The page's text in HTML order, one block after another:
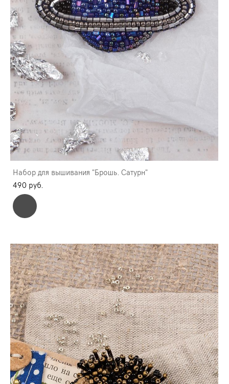
Набор для вышивания "Брошь. Сатурн"
490 pуб.